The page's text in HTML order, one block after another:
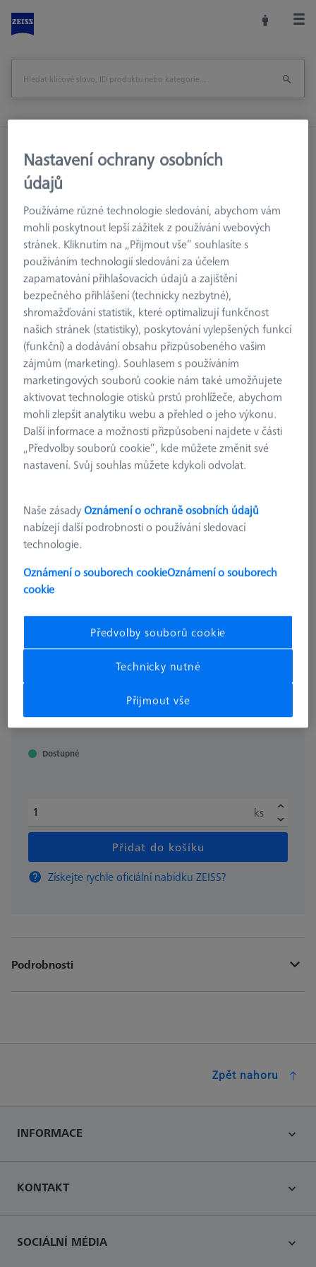
Příslušenství strojů
Optická 3D Metrologie
Referenční značky
Referenční značky
Referenční značky 5,0 mm, bílé, kódované 8-427, s vysokou
adhezní silou
Vytisknout stránku
Zpět na
REFERENČNÍ ZNAČKY
Referenční značky 5,0 mm, bílé,
kódované 8-427, s vysokou adhezní
€ 283.00 bez DPH
Dostupné
ks
Přidat do košíku
Získejte rychle oficiální nabídku ZEISS?
Podrobnosti
Zpět nahoru
INFORMACE
KONTAKT
SOCIÁLNÍ MÉDIA
Nastavení ochrany osobních
údajů
Používáme různé technologie sledování, abychom vám
mohli poskytnout lepší zážitek z používání webových
stránek. Kliknutím na „Přijmout vše“ souhlasíte s
používáním technologií sledování za účelem
zapamatování přihlašovacích údajů a zajištění
bezpečného přihlášení (technicky nezbytné),
shromažďování statistik, které optimalizují funkčnost
našich stránek (statistiky), poskytování vylepšených funkcí
(funkční) a dodávání obsahu přizpůsobeného vašim
zájmům (marketing). Souhlasem s používáním
marketingových souborů cookie nám také umožňujete
aktivovat technologie otisků prstů prohlížeče, abychom
mohli zlepšit analytiku webu a přehled o jeho výkonu.
Další informace a možnosti přizpůsobení najdete v části
„Předvolby souborů cookie“, kde můžete změnit své
nastavení. Svůj souhlas můžete kdykoli odvolat.
Naše zásadyOznámení o ochraně osobních údajů
nabízejí další podrobnosti o používání sledovací
technologie.
Oznámení o souborech cookieOznámení o souborech
cookie
Předvolby souborů cookie
Technicky nutné
Přijmout vše